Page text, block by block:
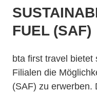
FUEL (SAF)
bta first travel bietet
Filialen die
(SAF) zu erwerben.